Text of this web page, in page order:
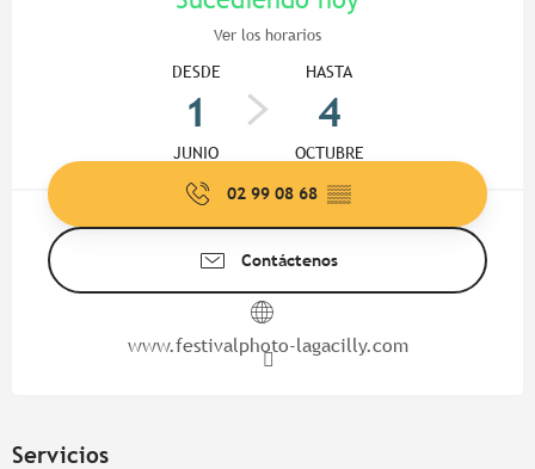
Ver los horarios
DESDE
1
JUNIO
HASTA
4
OCTUBRE
02 99 08 68 ▒▒
Contáctenos
www.festivalphoto-lagacilly.com
Servicios